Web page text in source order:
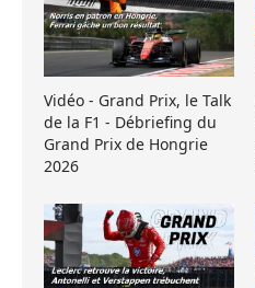
Vidéo - Grand Prix, le Talk
de la F1 - Débriefing du
Grand Prix de Hongrie
2026